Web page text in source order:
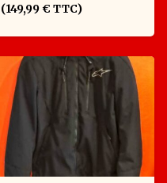
(149,99 € TTC)